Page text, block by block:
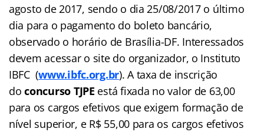
agosto de 2017, sendo o dia 25/08/2017 o último
dia para o pagamento do boleto bancário,
observado o horário de Brasília-DF. Interessados
devem acessar o site do organizador, o Instituto
IBFC (www.ibfc.org.br). A taxa de inscrição
doconcurso TJPE está fixada no valor de 63,00
para os cargos efetivos que exigem formação de
nível superior, e R$ 55,00 para os cargos efetivos